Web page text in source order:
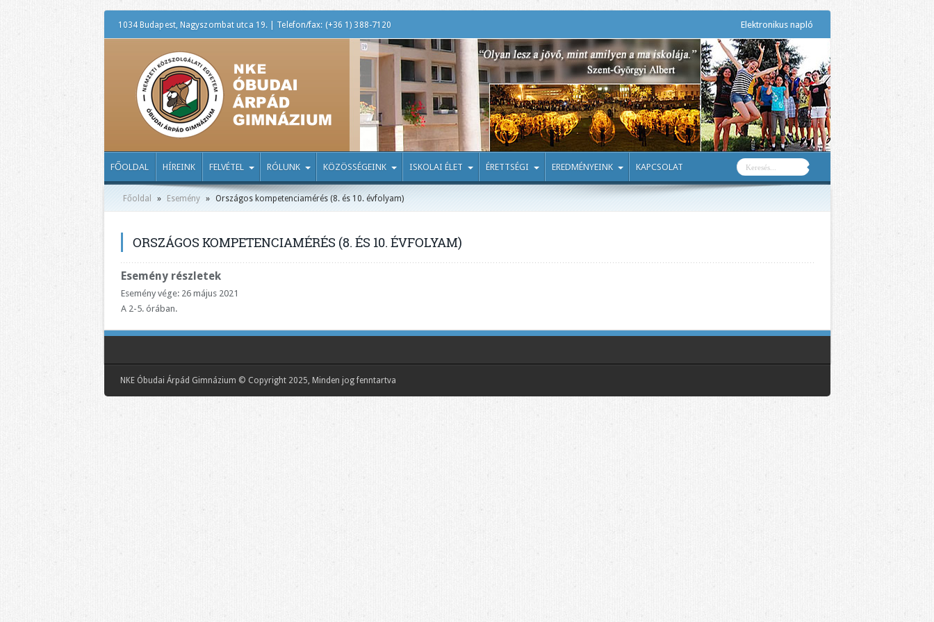
1034 Budapest, Nagyszombat utca 19. | Telefon/fax: (+36 1) 388-7120 Elektronikus napló
FŐOLDAL HÍREINK FELVÉTEL RÓLUNK KÖZÖSSÉGEINK ISKOLAI ÉLET ÉRETTSÉGI EREDMÉNYEINK KAPCSOLAT
Főoldal » Esemény » Országos kompetenciamérés (8. és 10. évfolyam)
ORSZÁGOS KOMPETENCIAMÉRÉS (8. ÉS 10. ÉVFOLYAM)
Esemény részletek
Esemény vége: 26 május 2021
A 2-5. órában.
NKE Óbudai Árpád Gimnázium © Copyright 2025, Minden jog fenntartva